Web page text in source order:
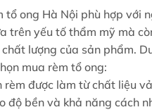
tổ ong Hà Nội phù hợp với
trên yếu tố thẩm mỹ mà
lượng của sản phẩm.
mua rèm tổ ong:
rèm được làm từ chất liệu
độ bền và khả năng cách